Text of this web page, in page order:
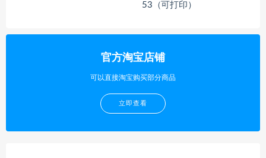
53（可打印）
官方淘宝店铺
可以直接淘宝购买部分商品
立即查看